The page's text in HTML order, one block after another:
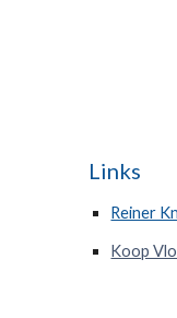
Links
Reiner
Koop